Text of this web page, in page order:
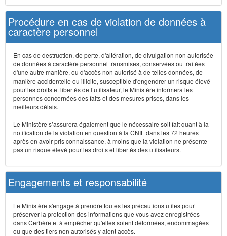
Procédure en cas de violation de données à
caractère personnel
En cas de destruction, de perte, d'altération, de divulgation non autorisée
de données à caractère personnel transmises, conservées ou traitées
d'une autre manière, ou d'accès non autorisé à de telles données, de
manière accidentelle ou illicite, susceptible d'engendrer un risque élevé
pour les droits et libertés de l’utilisateur, le Ministère informera les
personnes concernées des faits et des mesures prises, dans les
meilleurs délais.
Le Ministère s’assurera également que le nécessaire soit fait quant à la
notification de la violation en question à la CNIL dans les 72 heures
après en avoir pris connaissance, à moins que la violation ne présente
pas un risque élevé pour les droits et libertés des utilisateurs.
Engagements et responsabilité
Le Ministère s'engage à prendre toutes les précautions utiles pour
préserver la protection des informations que vous avez enregistrées
dans Cerbère et à empêcher qu'elles soient déformées, endommagées
ou que des tiers non autorisés y aient accès.